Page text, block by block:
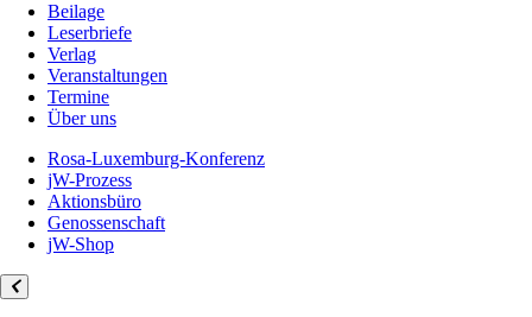
Beilage
Leserbriefe
Verlag
Veranstaltungen
Termine
Über uns
Rosa-Luxemburg-Konferenz
jW-Prozess
Aktionsbüro
Genossenschaft
jW-Shop